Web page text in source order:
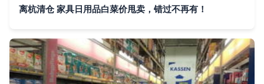
离杭清仓 家具日用品白菜价甩卖，错过不再有！